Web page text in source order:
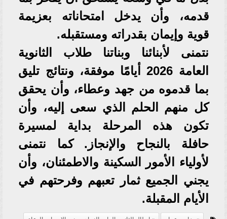
قدمه، وأن يدخل امتحاناته بعزيمة
قوية وإيمان بقدراته ومستقبله.
نتمنى لأبنائنا وبناتنا طلاب الثانوية
العامة 2026 أيامًا موفقة، ونتائج تليق
بما قدموه من جهد وعطاء، وأن يحقق
كل منهم الحلم الذي سعى إليه، وأن
تكون هذه المرحلة بداية لمسيرة
حافلة بالنجاح والإنجاز. كما نتمنى
لأولياء الأمور السكينة والاطمئنان، وأن
يجني الجميع ثمار تعبهم وفرحتهم في
الأيام المقبلة.